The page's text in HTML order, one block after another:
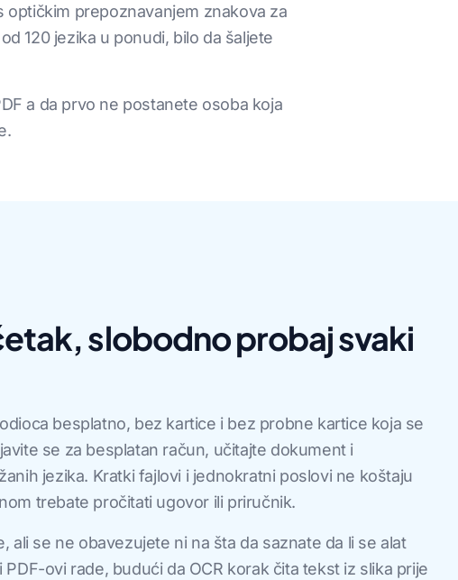
optičkim prepoznavanjem znakova za
120 jezika u ponudi, bilo da šaljete
a da prvo ne postanete osoba koja
slobodno probaj svaki
besplatno, bez kartice i bez probne kartice koja se
se za besplatan račun, učitajte dokument i
jezika. Kratki fajlovi i jednokratni poslovi ne koštaju
trebate pročitati ugovor ili priručnik.
ali se ne obavezujete ni na šta da saznate da li se alat
ovi rade, budući da OCR korak čita tekst iz slika prije